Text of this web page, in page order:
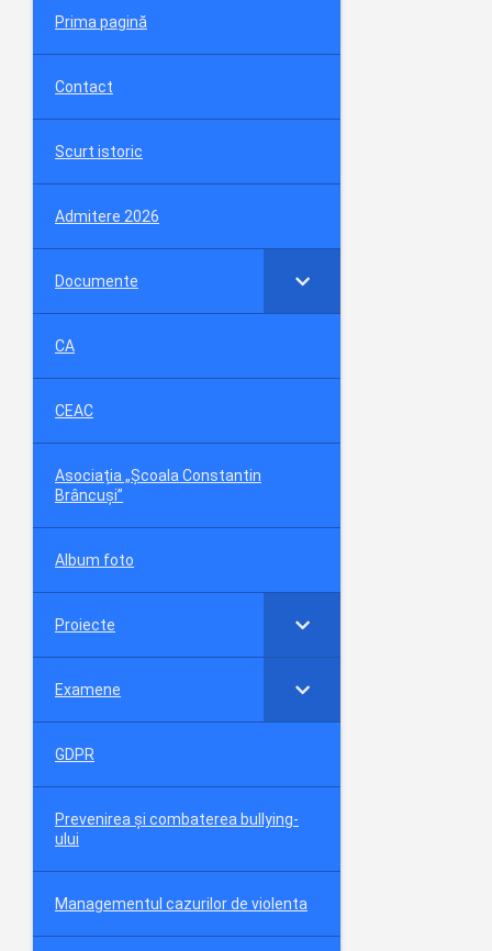
Prima pagină
Contact
Scurt istoric
Admitere 2026
Documente
CA
CEAC
Asociația „Școala Constantin
Brâncuși”
Album foto
Proiecte
Examene
GDPR
Prevenirea și combaterea bullying-
ului
Managementul cazurilor de violenta